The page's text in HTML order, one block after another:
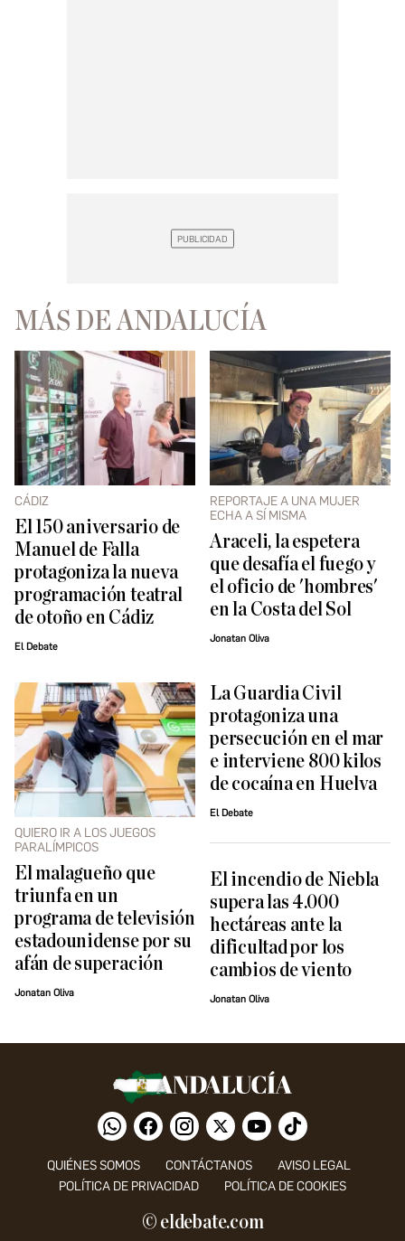
MÁS DE ANDALUCÍA
CÁDIZ
El 150 aniversario de
Manuel de Falla
protagoniza la nueva
programación teatral
de otoño en Cádiz
El Debate
REPORTAJE A UNA MUJER
ECHA A SÍ MISMA
Araceli, la espetera
que desafía el fuego y
el oficio de 'hombres'
en la Costa del Sol
Jonatan Oliva
QUIERO IR A LOS JUEGOS
PARALÍMPICOS
El malagueño que
triunfa en un
programa de televisión
estadounidense por su
afán de superación
Jonatan Oliva
La Guardia Civil
protagoniza una
persecución en el mar
e interviene 800 kilos
de cocaína en Huelva
El Debate
El incendio de Niebla
supera las 4.000
hectáreas ante la
dificultad por los
cambios de viento
Jonatan Oliva
QUIÉNES SOMOS CONTÁCTANOS
AVISO LEGAL
POLÍTICA DE PRIVACIDAD
POLÍTICA DE COOKIES
© eldebate.com